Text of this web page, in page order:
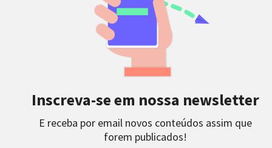
Inscreva-se em nossa newsletter
E receba por email novos conteúdos assim que
forem publicados!